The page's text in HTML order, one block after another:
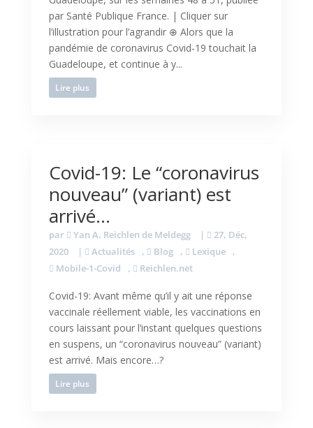
par Santé Publique France. | Cliquer sur
l’illustration pour l’agrandir ⊕ Alors que la
pandémie de coronavirus Covid-19 touchait la
Guadeloupe, et continue à y...
Lire plus
Covid-19: Le “coronavirus
nouveau” (variant) est
arrivé…
par Yan A. Reichlen de Meldegg |
27, Déc,
2020
| Actualités , Blog , Lexique
,
Mobile-1-Covid
, Reichlen.net
Covid-19: Avant même qu’il y ait une réponse
vaccinale réellement viable, les vaccinations en
cours laissant pour l’instant quelques questions
en suspens, un “coronavirus nouveau” (variant)
est arrivé. Mais encore…?
Lire plus